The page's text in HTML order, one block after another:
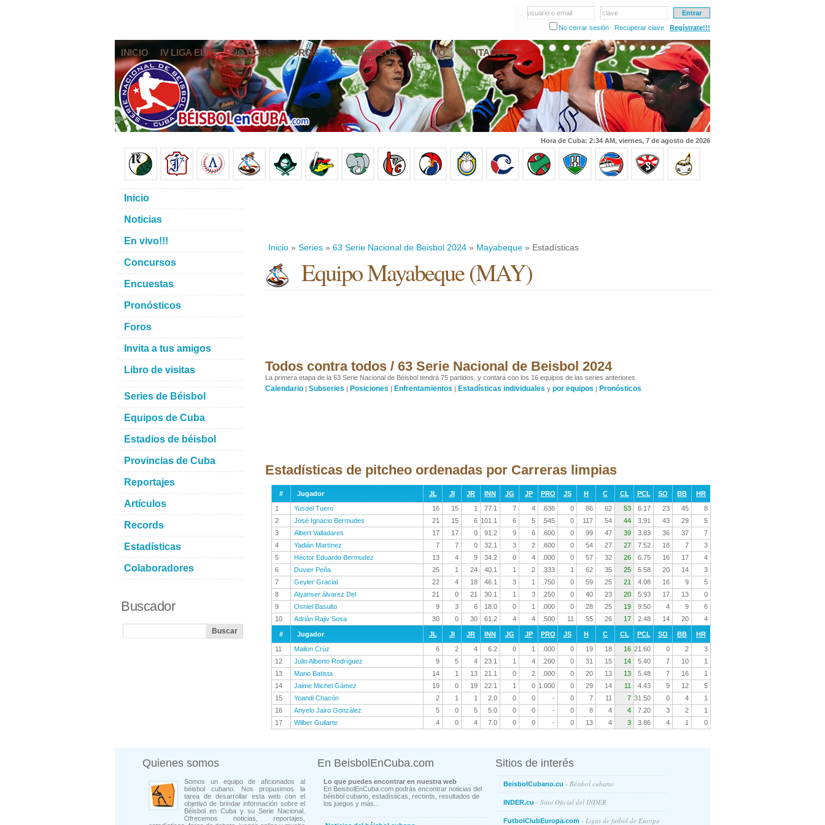
usuario o email
clave
No cerrar sesión
Recuperar clave Regístrate!!!
INICIO IV LIGA ELITE NOTICIAS FOROS PRONÓSTICOS EN VIVO CONTACTO
Hora de Cuba: 2:34 AM, viernes, 7 de agosto de 2026
Inicio » Series » 63 Serie Nacional de Beisbol 2024 » Mayabeque » Estadísticas
Equipo Mayabeque (MAY)
Todos contra todos / 63 Serie Nacional de Beisbol 2024
La primera etapa de la 63 Serie Nacional de Béisbol tendrá 75 partidos, y contará con los 16 equipos de las series anteriores.
Calendario | Subseries | Posiciones | Enfrentamientos | Estadísticas individuales y por equipos | Pronósticos
Estadísticas de pitcheo ordenadas por Carreras limpias
# Jugador JL JI JR INN JG JP PRO JS H C CL PCL SO BB
HR
1
Yusdel Tuero 16 15 1 77.1 7 4 .636 0 86 62 53 6.17 23 45
8
2
José Ignacio Bermudes 21 15 6 101.1 6 5 .545 0 117 54 44 3.91 43 29
5
3
Albert Valladares 17 17 0 91.2 9 6 .600 0 99 47 39 3.83 36 37
7
4
Yadián Martínez 7 7 0 32.1 3 2 .600 0 54 27 27 7.52 18 7
3
5
Héctor Eduardo Bermudez 13 4 9 34.2 0 4 .000 0 57 32 26 6.75 16 17
4
6
Duvier Peña 25 1 24 40.1 1 2 .333 1 62 35 25 5.58 20 14
3
7
Geyler Gracial 22 4 18 46.1 3 1 .750 0 59 25 21 4.08 16 9
5
8
Alyanser álvarez Del 21 0 21 30.1 1 3 .250 0 40 23 20 5.93 17 13
0
9
Osniel Basulto 9 3 6 18.0 0 1 .000 0 28 25 19 9.50 4 9
6
10
Adrián Rajiv Sosa 30 0 30 61.2 4 4 .500 11 55 26 17 2.48 14 20 4
# Jugador JL JI JR INN JG JP PRO JS H C CL PCL SO BB
HR
11
Mailon Crúz 6 2 4 6.2 0 1 .000 0 19 18 16 21.60 0 2
3
12
Julio Alberto Rodríguez 9 5 4 23.1 1 4 .200 0 31 15 14 5.40 7 10
1
13
Mario Batista 14 1 13 21.1 0 2 .000 0 20 13 13 5.48 7 16
1
14
Jaime Michel Gámez 19 0 19 22.1 1 0 1.000 0 29 14 11 4.43 9 12
5
15
Yoandi Chacón 2 1 1 2.0 0 0 - 0 7 11 7 31.50 0 4
1
16
Anyelo Jairo González 5 0 5 5.0 0 0 - 0 8 4 4 7.20 3 2
1
17
Wilber Guilarte 4 0 4 7.0 0 0 - 0 13 4 3 3.86 4 1 0
Inicio
Noticias
En vivo!!!
Concursos
Encuestas
Pronósticos
Foros
Invita a tus amigos
Libro de visitas
Series de Béisbol
Equipos de Cuba
Estadios de béisbol
Provincias de Cuba
Reportajes
Artículos
Records
Estadísticas
Colaboradores
Buscador
Quienes somos
Somos un equipo de aficionados al
béisbol cubano. Nos propusimos la
tarea de desarrollar esta web con el
objetivo de brindar información sobre el
Béisbol en Cuba y su Serie Nacional.
Ofrecemos noticias, reportajes,
En BeisbolEnCuba.com
Lo que puedes encontrar en nuestra web
En BeisbolEnCuba.com podrás encontrar noticias del
béisbol cubano, estadísticas, records, resultados de
los juegos y más...
Sitios de interés
BeisbolCubano.cu - Béisbol cubano
INDER.cu - Sitio Oficial del INDER
FutbolClubEuropa.com - Ligas de futbol de Europa